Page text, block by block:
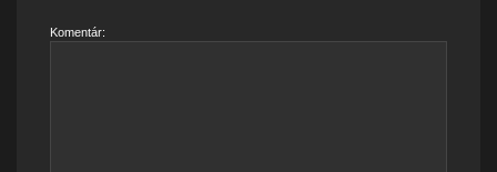
Komentár: